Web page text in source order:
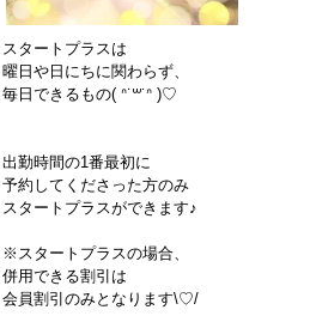
スタートプラスは
曜日や日にちに関わらず、
毎日できるもの( ᐢ˙꒳​˙ᐢ )♡
出勤時間の1番最初に
予約してくださった方のみ
スタートプラスができます♪
※スタートプラスの場合、
併用できる割引は
会員割引のみとなります\♡︎/